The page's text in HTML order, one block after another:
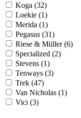
Koga (32)
Loekie (1)
Merida (1)
Pegasus (31)
Riese & Müller(6)
Specialized (2)
Stevens (1)
Tenways (3)
Trek (47)
Van Nicholas (1)
Vici (3)